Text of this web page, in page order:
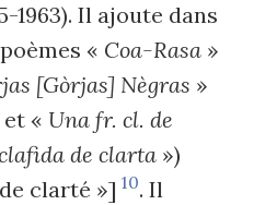
1963). Il ajoute dans
« Coa-Rasa »
[Gòrjas] Nègras »
« Una fr. cl. de
de clarta »)
clarté »] 10. Il